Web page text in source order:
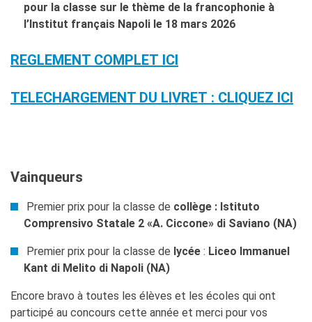
pour la classe sur le thème de la francophonie à
l’Institut français Napoli le 18 mars 2026
REGLEMENT COMPLET ICI
TELECHARGEMENT DU LIVRET : CLIQUEZ ICI
Vainqueurs
Premier prix pour la classe de collège : Istituto
Comprensivo Statale 2 «A. Ciccone» di Saviano (NA)
Premier prix pour la classe de lycée: Liceo Immanuel
Kant di Melito di Napoli (NA)
Encore bravo à toutes les élèves et les écoles qui ont
participé au concours cette année et merci pour vos